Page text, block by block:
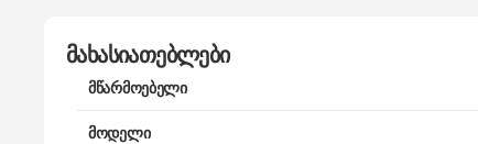
მახასიათებლები
მწარმოებელი
მოდელი